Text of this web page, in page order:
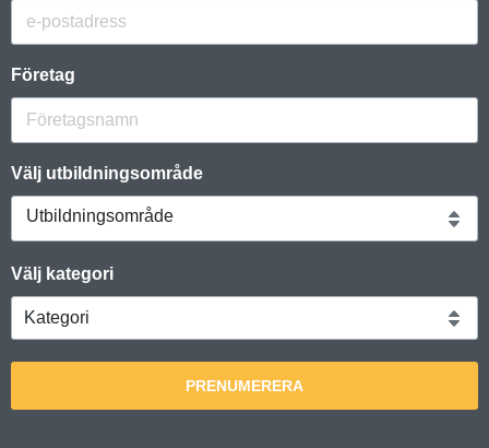
Företag
Välj utbildningsområde
Utbildningsområde
Välj kategori
PRENUMERERA